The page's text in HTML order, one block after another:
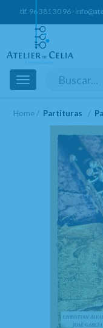
tlf. 96 381 30 96 ·
Toggle
navigation
Home Partituras